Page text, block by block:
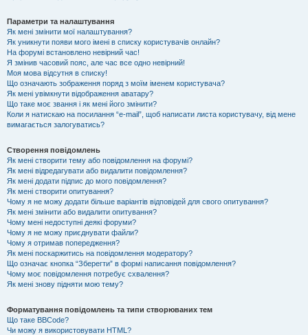
Параметри та налаштування
Як мені змінити мої налаштування?
Як уникнути появи мого імені в списку користувачів онлайн?
На форумі встановлено невірний час!
Я змінив часовий пояс, але час все одно невірний!
Моя мова відсутня в списку!
Що означають зображення поряд з моїм іменем користувача?
Як мені увімкнути відображення аватару?
Що таке моє звання і як мені його змінити?
Коли я натискаю на посилання “e-mail”, щоб написати листа користувачу, від мене
вимагається залогуватись?
Створення повідомлень
Як мені створити тему або повідомлення на форумі?
Як мені відредагувати або видалити повідомлення?
Як мені додати підпис до мого повідомлення?
Як мені створити опитування?
Чому я не можу додати більше варіантів відповідей для свого опитування?
Як мені змінити або видалити опитування?
Чому мені недоступні деякі форуми?
Чому я не можу приєднувати файли?
Чому я отримав попередження?
Як мені поскаржитись на повідомлення модератору?
Що означає кнопка “Зберегти” в формі написання повідомлення?
Чому моє повідомлення потребує схвалення?
Як мені знову підняти мою тему?
Форматування повідомлень та типи створюваних тем
Що таке BBCode?
Чи можу я використовувати HTML?